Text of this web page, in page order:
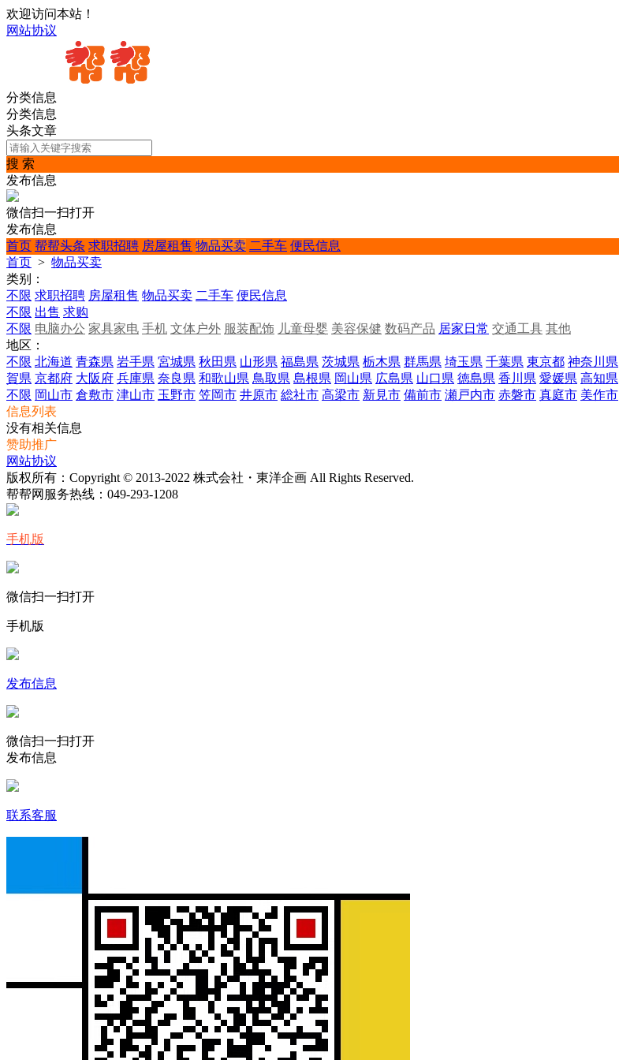
欢迎访问本站！
网站协议
分类信息
分类信息
头条文章
搜 索
发布信息
微信扫一扫打开
发布信息
首页 帮帮头条 求职招聘 房屋租售 物品买卖 二手车 便民信息
首页 > 物品买卖
类别：
不限 求职招聘 房屋租售 物品买卖 二手车 便民信息
不限 出售 求购
不限 电脑办公 家具家电 手机 文体户外 服装配饰 儿童母婴 美容保健 数码产品 居家日常 交通工具 其他
地区：
不限 北海道 青森県 岩手県 宮城県 秋田県 山形県 福島県 茨城県 栃木県 群馬県 埼玉県 千葉県 東京都 神奈川県
賀県 京都府 大阪府 兵庫県 奈良県 和歌山県 鳥取県 島根県 岡山県 広島県 山口県 徳島県 香川県 愛媛県 高知県
不限 岡山市 倉敷市 津山市 玉野市 笠岡市 井原市 総社市 高梁市 新見市 備前市 瀬戸内市 赤磐市 真庭市 美作市
信息列表
没有相关信息
赞助推广
网站协议
版权所有：Copyright © 2013-2022 株式会社・東洋企画 All Rights Reserved.
帮帮网服务热线： 049-293-1208
手机版
微信扫一扫打开
手机版
发布信息
微信扫一扫打开
发布信息
联系客服